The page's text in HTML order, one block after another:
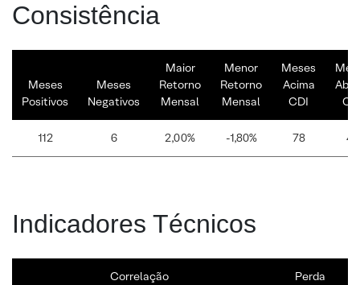
Consistência
Meses
Positivos
Meses
Negativos
Maior
Retorno
Mensal
Menor
Retorno
Mensal
Meses
Acima
CDI
112 6 2,00% -1,80% 78 40
Indicadores Técnicos
Correlação
Perda